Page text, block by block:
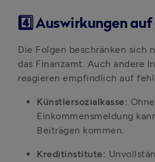
4️⃣ Auswirkungen
Die Folgen beschränken sich
das Finanzamt. Auch andere
reagieren empfindlich auf
Künstlersozialkasse: Ohne
Einkommensmeldung
Beiträgen kommen.
Kreditinstitute: